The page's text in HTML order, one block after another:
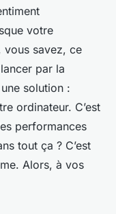
la
en
RAM ?
votre
vous savez, ce
par la
solution :
ordinateur. C’est
performances
tout ça ? C’est
Alors, à vos